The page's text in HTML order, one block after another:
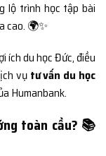
lộ trình học tập bài
cao. 🌍✨
ích du học Đức, điều
vụ tư vấn du học
Humanbank.
toàn cầu? 📚